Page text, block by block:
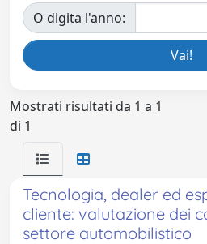
O digita l'anno:
Mostrati risultati da 1 a 1
di 1
Tecnologia, dealer ed
cliente: valutazione dei
settore automobilistico